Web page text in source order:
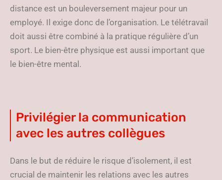
distance est un bouleversement majeur pour un
employé. Il exige donc de l’organisation. Le télétravail
doit aussi être combiné à la pratique régulière d’un
sport. Le bien-être physique est aussi important que
le bien-être mental.
Privilégier la communication
avec les autres collègues
Dans le but de réduire le risque d’isolement, il est
crucial de maintenir les relations avec les autres